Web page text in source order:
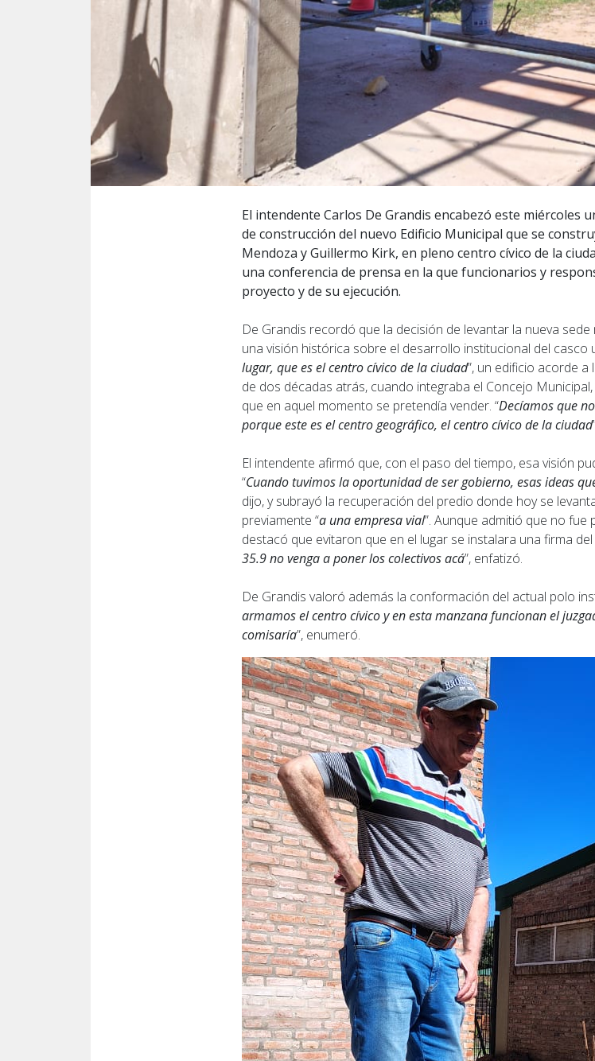
El intendente Carlos De Grandis encabezó este miércoles
de construcción del nuevo Edificio Municipal que se
Mendoza y Guillermo Kirk, en pleno centro cívico de la
una conferencia de prensa en la que funcionarios y
proyecto y de su ejecución.
De Grandis recordó que la decisión de levantar la nueva
una visión histórica sobre el desarrollo institucional del casco
lugar, que es el centro cívico de la ciudad”, un edificio acorde
de dos décadas atrás, cuando integraba el Concejo
que en aquel momento se pretendía vender. “Decíamos que
porque este es el centro geográfico, el centro cívico de la ciudad
El intendente afirmó que, con el paso del tiempo, esa visión
“Cuando tuvimos la oportunidad de ser gobierno, esas ideas
dijo, y subrayó la recuperación del predio donde hoy se
previamente “a una empresa vial”. Aunque admitió que no
destacó que evitaron que en el lugar se instalara una firma
35.9 no venga a poner los colectivos acá”, enfatizó.
De Grandis valoró además la conformación del actual polo
armamos el centro cívico y en esta manzana funcionan el
comisaría”, enumeró.